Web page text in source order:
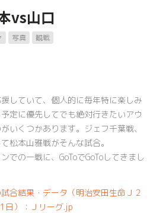
vs山口
写真
観戦
していて、個人的に毎年特に楽しみ
定に優先してでも絶対行きたいアウ
いくつかあります。ジェフ千葉戦、
松本山雅戦がそんな試合。
での一戦に、GoToでGoToしてきまし
合結果・データ（明治安田生命Ｊ２
日）：Ｊリーグ.jp